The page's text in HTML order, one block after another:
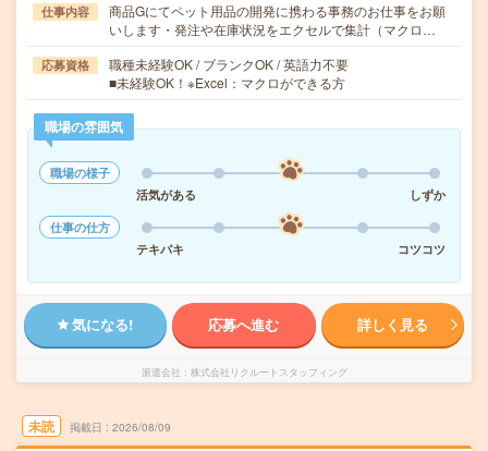
仕事内容
商品Gにてペット用品の開発に携わる事務のお仕事をお願
いします・発注や在庫状況をエクセルで集計（マクロ…
応募資格
職種未経験OK / ブランクOK / 英語力不要
■未経験OK！※Excel：マクロができる方
職場の雰囲気
職場の様子
活気がある
しずか
仕事の仕方
テキパキ
コツコツ
気になる! 応募へ進む 詳しく見る
派遣会社 株式会社リクルートスタッフィング
未読 掲載日 2026/08/09